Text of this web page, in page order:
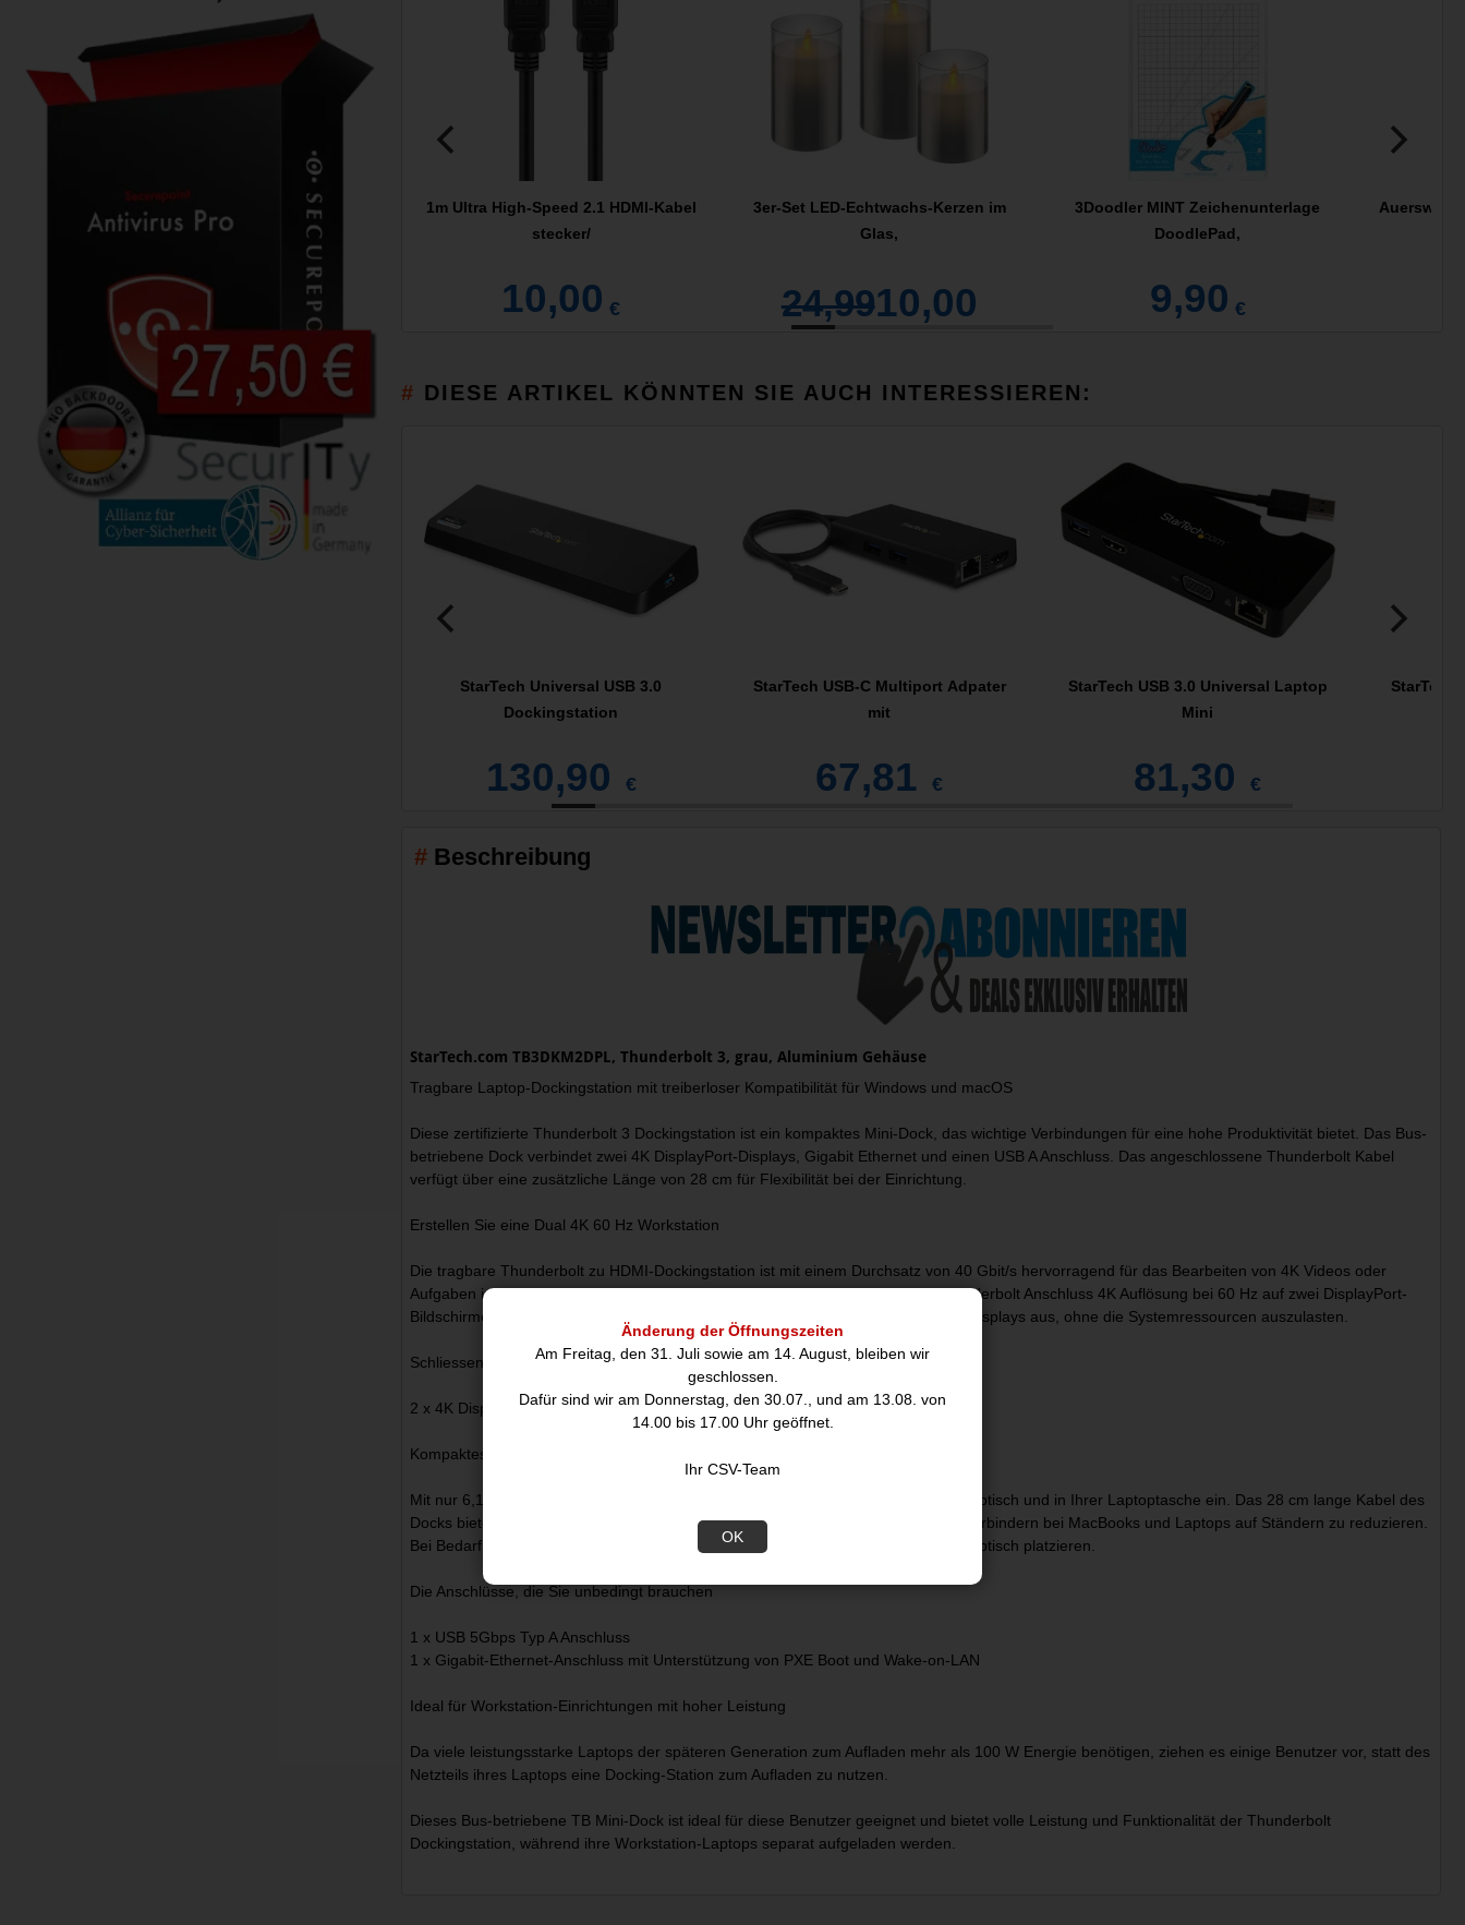
Änderung der Öffnungszeiten
Am Freitag, den 31. Juli sowie am 14. August, bleiben wir
geschlossen.
Dafür sind wir am Donnerstag, den 30.07., und am 13.08. von
14.00 bis 17.00 Uhr geöffnet.
Ihr CSV-Team
OK
1m Ultra High-Speed 2.1 HDMI-Kabel
stecker/
10,00 €
3er-Set LED-Echtwachs-Kerzen im
Glas,
10,00
24,99
3Doodler MINT Zeichenunterlage
DoodlePad,
9,90 €
Auerswald
DIESE ARTIKEL KÖNNTEN SIE AUCH INTERESSIEREN:
StarTech Universal USB 3.0
Dockingstation
130,90 €
StarTech USB-C Multiport Adpater
mit
67,81 €
StarTech USB 3.0 Universal Laptop
Mini
81,30 €
StarTech
Beschreibung
StarTech.com TB3DKM2DPL, Thunderbolt 3, grau, Aluminium Gehäuse
Tragbare Laptop-Dockingstation mit treiberloser Kompatibilität für Windows und macOS
Diese zertifizierte Thunderbolt 3 Dockingstation ist ein kompaktes Mini-Dock, das wichtige Verbindungen für eine hohe Produktivität bietet. Das Bus-
betriebene Dock verbindet zwei 4K DisplayPort-Displays, Gigabit Ethernet und einen USB A Anschluss. Das angeschlossene Thunderbolt Kabel
verfügt über eine zusätzliche Länge von 28 cm für Flexibilität bei der Einrichtung.
Erstellen Sie eine Dual 4K 60 Hz Workstation
Die tragbare Thunderbolt zu HDMI-Dockingstation ist mit einem Durchsatz von 40 Gbit/s hervorragend für das Bearbeiten von 4K Videos oder
Aufgaben im Ultra-HD-Bereich geeignet. Sie unterstützt über einen einzigen Thunderbolt Anschluss 4K Auflösung bei 60 Hz auf zwei DisplayPort-
Bildschirmen. Führen Sie ressourcenintensive Anwendungen auf zwei separaten Displays aus, ohne die Systemressourcen auszulasten.
Schliessen Sie Ihren Laptop an:
2 x 4K DisplayPort 4096 x 2160p bei 60 Hz
Kompaktes, 28 cm langes, integriertes Hostkabel
Mit nur 6,1 x 12,4 cm nimmt diese Dockingstation nur wenig Platz auf Ihrem Schreibtisch und in Ihrer Laptoptasche ein. Das 28 cm lange Kabel des
Docks bietet eine grössere Reichweite, um die Belastung von Anschlüssen/Steckverbindern bei MacBooks und Laptops auf Ständern zu reduzieren.
Bei Bedarf können Sie das Dock auch weiter vom Laptop entfernt auf Ihrem Schreibtisch platzieren.
Die Anschlüsse, die Sie unbedingt brauchen
1 x USB 5Gbps Typ A Anschluss
1 x Gigabit-Ethernet-Anschluss mit Unterstützung von PXE Boot und Wake-on-LAN
Ideal für Workstation-Einrichtungen mit hoher Leistung
Da viele leistungsstarke Laptops der späteren Generation zum Aufladen mehr als 100 W Energie benötigen, ziehen es einige Benutzer vor, statt des
Netzteils ihres Laptops eine Docking-Station zum Aufladen zu nutzen.
Dieses Bus-betriebene TB Mini-Dock ist ideal für diese Benutzer geeignet und bietet volle Leistung und Funktionalität der Thunderbolt
Dockingstation, während ihre Workstation-Laptops separat aufgeladen werden.